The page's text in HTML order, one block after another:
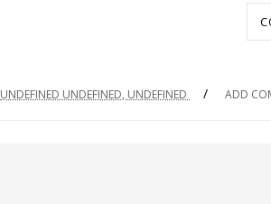
UNDEFINED UNDEFINED, UNDEFINED / ADD